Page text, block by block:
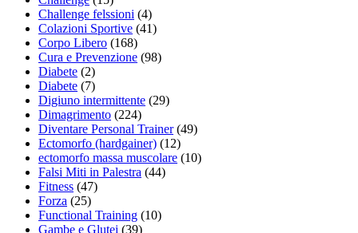
Challenge felssioni (4)
Colazioni Sportive (41)
Corpo Libero (168)
Cura e Prevenzione (98)
Diabete (2)
Diabete (7)
Digiuno intermittente (29)
Dimagrimento (224)
Diventare Personal Trainer(49)
Ectomorfo (hardgainer) (12)
ectomorfo massa muscolare (10)
Falsi Miti in Palestra (44)
Fitness (47)
Forza (25)
Functional Training (10)
Gambe e Glutei (39)